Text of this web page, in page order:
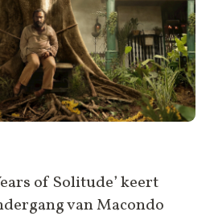
of Solitude’ keert
van Macondo